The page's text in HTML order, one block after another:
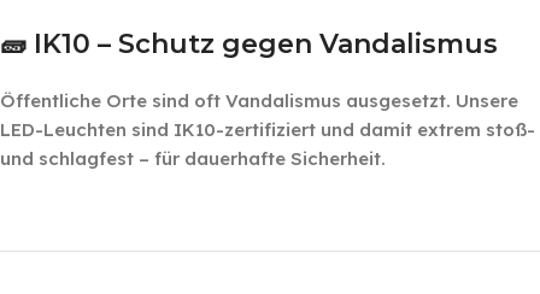
🧱 IK10 – Schutz gegen Vandalismus
Öffentliche Orte sind oft Vandalismus ausgesetzt. Unsere
LED-Leuchten sind IK10-zertifiziert und damit extrem stoß-
und schlagfest – für dauerhafte Sicherheit.